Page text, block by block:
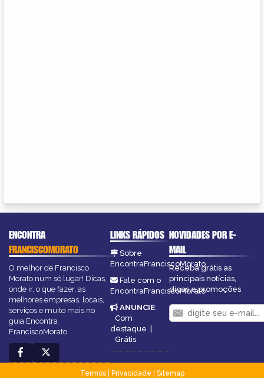
ENCONTRA
FRANCISCOMORATO
O melhor de Francisco
Morato num só lugar! Dicas,
onde ir, o que fazer, as
melhores empresas, locais,
serviços e muito mais no
guia Encontra
FranciscoMorato
LINKS RÁPIDOS
Sobre
EncontraFranciscoMorato
Fale com o
EncontraFranciscoMorato
ANUNCIE:
Com
destaque |
Grátis
NOVIDADES POR E-
MAIL
Receba grátis as
principais notícias,
dicas e promoções
Termos| Privacidade
Sitemap